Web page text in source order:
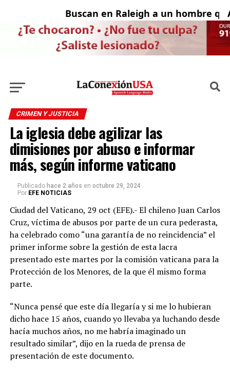
Buscan en Raleigh a un hombre
CRIMEN Y JUSTICIA
La iglesia debe agilizar las
dimisiones por abuso e informar
más, según informe vaticano
Publicado hace 2 años en octubre 29, 2024
Por EFE NOTICIAS
Ciudad del Vaticano, 29 oct (EFE).- El chileno Juan Carlos
Cruz, víctima de abusos por parte de un cura pederasta,
ha celebrado como “una garantía de no reincidencia” el
primer informe sobre la gestión de esta lacra
presentado este martes por la comisión vaticana para la
Protección de los Menores, de la que él mismo forma
parte.
“Nunca pensé que este día llegaría y si me lo hubieran
dicho hace 15 años, cuando yo llevaba ya luchando desde
hacía muchos años, no me habría imaginado un
resultado similar”, dijo en la rueda de prensa de
presentación de este documento.